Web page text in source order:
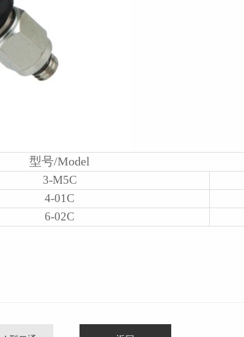
型号/Model
3-M5C
4-01C
6-02C